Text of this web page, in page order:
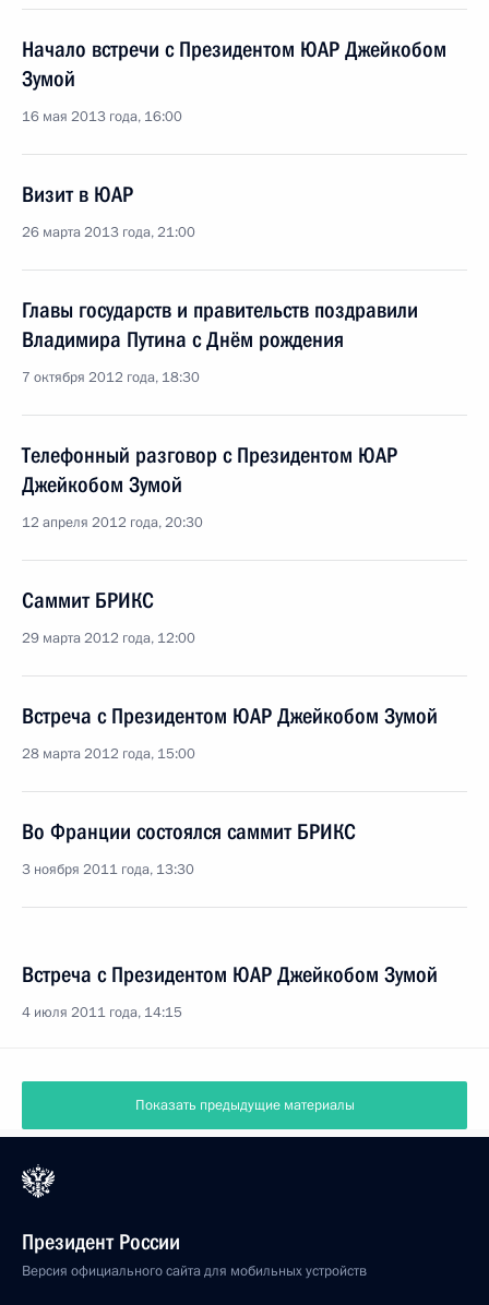
Начало встречи с Президентом ЮАР Джейкобом
Зумой
16 мая 2013 года, 16:00
Визит в ЮАР
26 марта 2013 года, 21:00
Главы государств и правительств поздравили
Владимира Путина с Днём рождения
7 октября 2012 года, 18:30
Телефонный разговор с Президентом ЮАР
Джейкобом Зумой
12 апреля 2012 года, 20:30
Саммит БРИКС
29 марта 2012 года, 12:00
Встреча с Президентом ЮАР Джейкобом Зумой
28 марта 2012 года, 15:00
Во Франции состоялся саммит БРИКС
3 ноября 2011 года, 13:30
Встреча с Президентом ЮАР Джейкобом Зумой
4 июля 2011 года, 14:15
Показать предыдущие материалы
Президент России
Версия официального сайта для мобильных устройств